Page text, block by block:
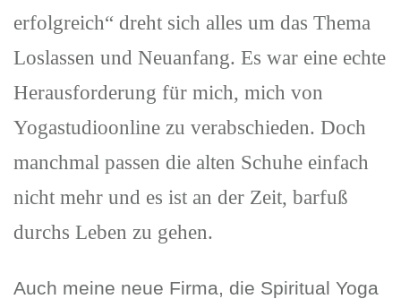
erfolgreich“ dreht sich alles um das Thema
Loslassen und Neuanfang. Es war eine echte
Herausforderung für mich, mich von
Yogastudioonline zu verabschieden. Doch
manchmal passen die alten Schuhe einfach
nicht mehr und es ist an der Zeit, barfuß
durchs Leben zu gehen.
Auch meine neue Firma, die Spiritual Yoga